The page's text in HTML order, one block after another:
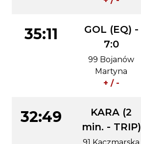
35:11
GOL (EQ) -
7:0
99 Bojanów
Martyna
+ / -
32:49
KARA (2
min. - TRIP)